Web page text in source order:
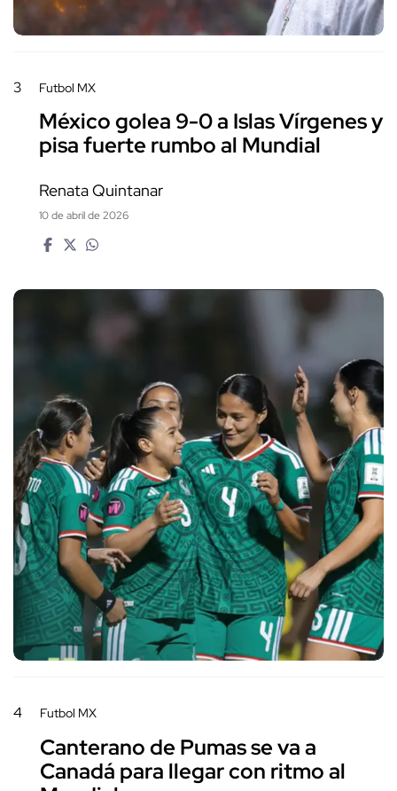
3 Futbol MX
México golea 9-0 a Islas Vírgenes y
pisa fuerte rumbo al Mundial
Renata Quintanar
10 de abril de 2026
4 Futbol MX
Canterano de Pumas se va a
Canadá para llegar con ritmo al